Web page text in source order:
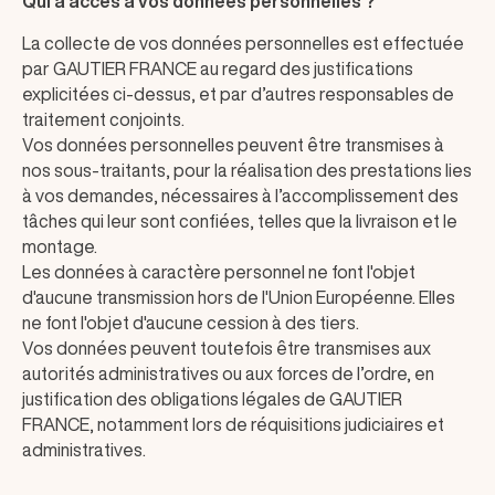
La collecte de vos données personnelles est effectuée
par GAUTIER FRANCE au regard des justifications
explicitées ci-dessus, et par d’autres responsables de
traitement conjoints.
Vos données personnelles peuvent être transmises à
nos sous-traitants, pour la réalisation des prestations lies
à vos demandes, nécessaires à l’accomplissement des
tâches qui leur sont confiées, telles que la livraison et le
montage.
Les données à caractère personnel ne font l'objet
d'aucune transmission hors de l'Union Européenne. Elles
ne font l'objet d'aucune cession à des tiers.
Vos données peuvent toutefois être transmises aux
autorités administratives ou aux forces de l’ordre, en
justification des obligations légales de GAUTIER
FRANCE, notamment lors de réquisitions judiciaires et
administratives.